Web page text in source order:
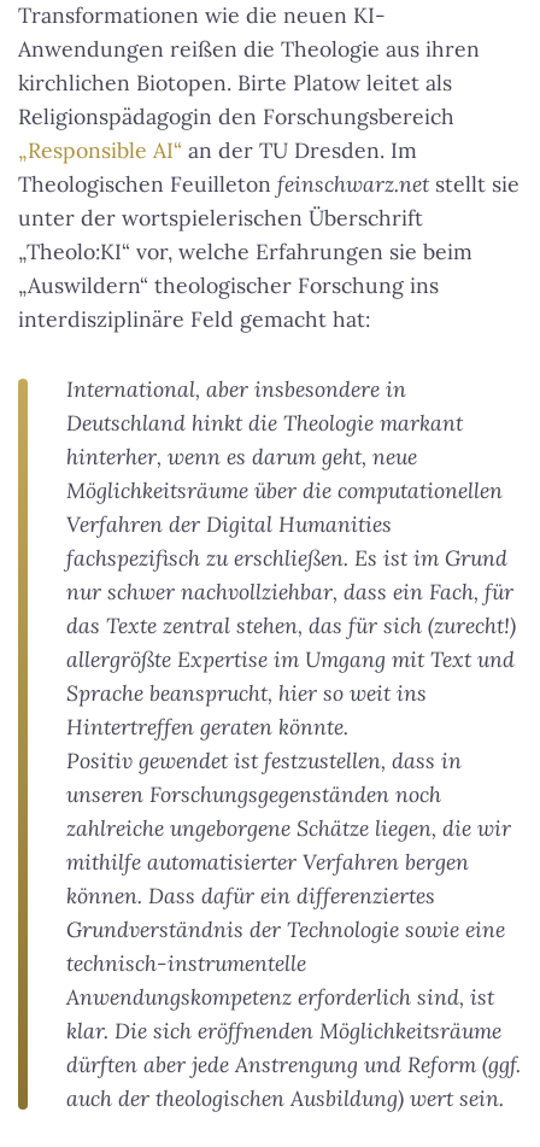
Transformationen wie die neuen KI-
Anwendungen reißen die Theologie aus ihren
kirchlichen Biotopen. Birte Platow leitet als
Religionspädagogin den Forschungsbereich
„Responsible AI“ an der TU Dresden. Im
Theologischen Feuilleton feinschwarz.netstellt sie
unter der wortspielerischen Überschrift
„Theolo:KI“ vor, welche Erfahrungen sie beim
„Auswildern“ theologischer Forschung ins
interdisziplinäre Feld gemacht hat:
International, aber insbesondere in
Deutschland hinkt die Theologie markant
hinterher, wenn es darum geht, neue
Möglichkeitsräume über die computationellen
Verfahren der Digital Humanities
fachspezifisch zu erschließen. Es ist im Grund
nur schwer nachvollziehbar, dass ein Fach, für
das Texte zentral stehen, das für sich (zurecht!)
allergrößte Expertise im Umgang mit Text und
Sprache beansprucht, hier so weit ins
Hintertreffen geraten könnte.
Positiv gewendet ist festzustellen, dass in
unseren Forschungsgegenständen noch
zahlreiche ungeborgene Schätze liegen, die wir
mithilfe automatisierter Verfahren bergen
können. Dass dafür ein differenziertes
Grundverständnis der Technologie sowie eine
technisch-instrumentelle
Anwendungskompetenz erforderlich sind, ist
klar. Die sich eröffnenden Möglichkeitsräume
dürften aber jede Anstrengung und Reform (ggf.
auch der theologischen Ausbildung) wert sein.